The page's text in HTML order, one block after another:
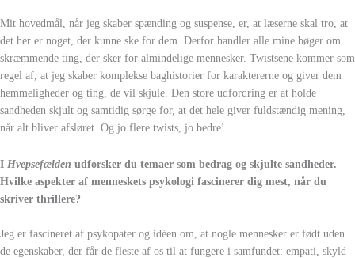
Mit hovedmål, når jeg skaber spænding og suspense, er, at læserne skal tro, at
det her er noget, der kunne ske for dem. Derfor handler alle mine bøger om
skræmmende ting, der sker for almindelige mennesker. Twistsene kommer som
regel af, at jeg skaber komplekse baghistorier for karaktererne og giver dem
hemmeligheder og ting, de vil skjule. Den store udfordring er at holde
sandheden skjult og samtidig sørge for, at det hele giver fuldstændig mening,
når alt bliver afsløret. Og jo flere twists, jo bedre!
I Hvepsefælden udforsker du temaer som bedrag og skjulte sandheder.
Hvilke aspekter af menneskets psykologi fascinerer dig mest, når du
skriver thrillere?
Jeg er fascineret af psykopater og idéen om, at nogle mennesker er født uden
de egenskaber, der får de fleste af os til at fungere i samfundet: empati, skyld